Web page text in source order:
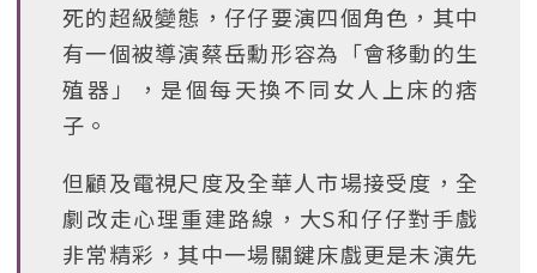
死的超級變態，仔仔要演四個角色，其中
有一個被導演蔡岳勳形容為「會移動的生
殖器」，是個每天換不同女人上床的痞
子。
但顧及電視尺度及全華人市場接受度，全
劇改走心理重建路線，大S和仔仔對手戲
非常精彩，其中一場關鍵床戲更是未演先